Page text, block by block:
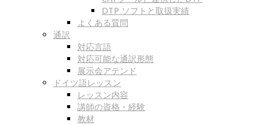
DTP ソフトと取扱実績
よくある質問
通訳
対応言語
対応可能な通訳形態
展示会アテンド
ドイツ語レッスン
レッスン内容
講師の資格・経験
教材